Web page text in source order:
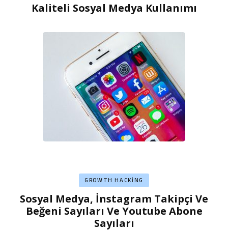
Kaliteli Sosyal Medya Kullanımı
GROWTH HACKING
Sosyal Medya, İnstagram Takipçi Ve
Beğeni Sayıları Ve Youtube Abone
Sayıları